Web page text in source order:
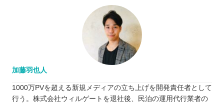
加藤羽也人
1000万PVを超える新規メディアの立ち上げを開発責任者として
行う。株式会社ウィルゲートを退社後、民泊の運用代行業者の